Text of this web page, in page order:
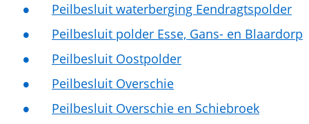
Peilbesluit waterberging Eendragtspolder
Peilbesluit polder Esse, Gans- en Blaardorp
Peilbesluit Oostpolder
Peilbesluit Overschie
Peilbesluit Overschie en Schiebroek